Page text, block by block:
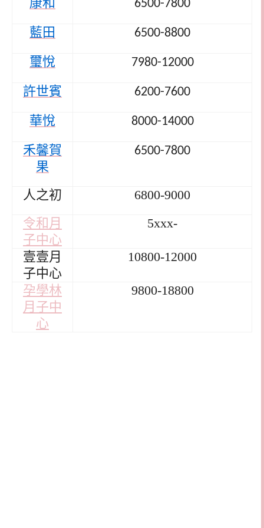
6500-7800
藍田 6500-8800
璽悅 7980-12000
許世賓 6200-7600
華悅 8000-14000
禾馨賀
果
6500-7800
人之初
6800-9000
令和月
子中心
5xxx-
壹壹月
子中心
10800-12000
孕學林
月子中
心
9800-18800